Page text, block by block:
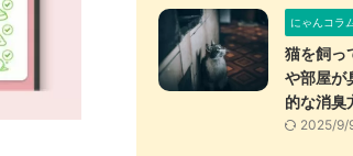
にゃんコラ
猫を飼っ
や部屋が
的な消臭
2025/9/